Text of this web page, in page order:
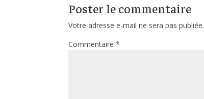
Poster le commentaire
Votre adresse e-mail ne sera pas publiée.
Commentaire*